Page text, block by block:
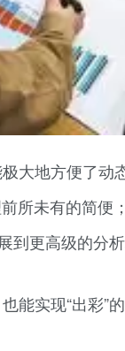
大地方便了
所未有的简便
更高级的分析
实现“出彩”的